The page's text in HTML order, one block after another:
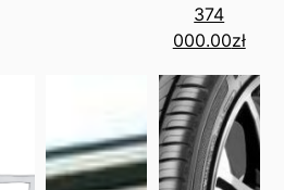
374
000.00zł